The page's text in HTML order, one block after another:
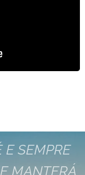
E SEMPRE
MANTERÁ